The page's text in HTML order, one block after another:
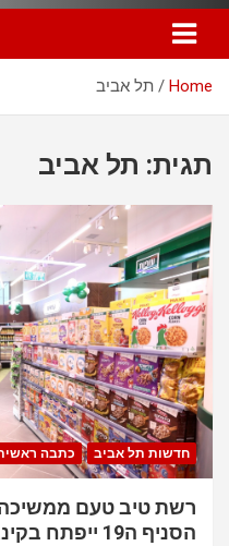
Home תל אביב
תגית: תל אביב
חדשות תל אביב כתבה
רשת טיב טעם
הסניף ה19 ייפתח בקינג ג’ורג’